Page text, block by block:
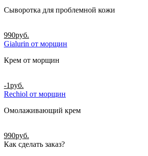
Сыворотка для проблемной кожи
990руб.
Gialurin от морщин
Крем от морщин
-1руб.
Rechiol от морщин
Омолаживающий крем
990руб.
Как сделать заказ?